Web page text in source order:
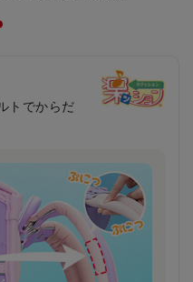
トでからだ